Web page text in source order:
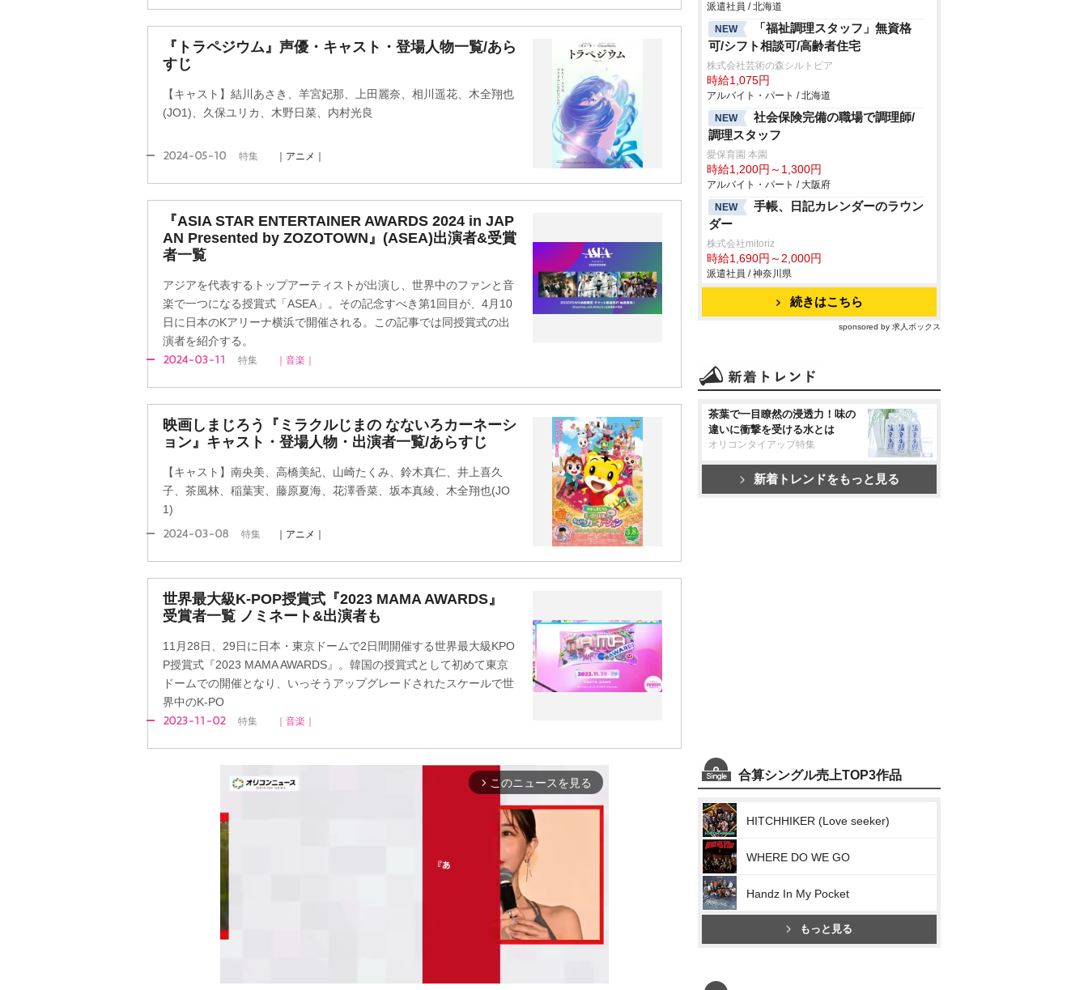
『トラペジウム』声優・キャスト・登場人物一覧/あら
すじ
【キャスト】結川あさき、羊宮妃那、上田麗奈、相川遥花、木全翔也
(JO1)、久保ユリカ、木野日菜、内村光良
2024-05-10 特集 ｜アニメ｜
『ASIA STAR ENTERTAINER AWARDS 2024 in JAP
AN Presented by ZOZOTOWN』(ASEA)出演者&受賞
者一覧
アジアを代表するトップアーティストが出演し、世界中のファンと音
楽で一つになる授賞式「ASEA」。その記念すべき第1回目が、4月10
日に日本のKアリーナ横浜で開催される。この記事では同授賞式の出
演者を紹介する。
2024-03-11 特集 ｜音楽｜
映画しまじろう『ミラクルじまの なないろカーネーシ
ョン』キャスト・登場人物・出演者一覧/あらすじ
【キャスト】南央美、高橋美紀、山崎たくみ、鈴木真仁、井上喜久
子、茶風林、稲葉実、藤原夏海、花澤香菜、坂本真綾、木全翔也(JO
1)
2024-03-08 特集 ｜アニメ｜
世界最大級K-POP授賞式『2023 MAMA AWARDS』
受賞者一覧 ノミネート&出演者も
11月28日、29日に日本・東京ドームで2日間開催する世界最大級KPO
P授賞式『2023 MAMA AWARDS』。韓国の授賞式として初めて東京
ドームでの開催となり、いっそうアップグレードされたスケールで世
界中のK-PO
2023-11-02 特集 ｜音楽｜
arrow_forward_ios このニュースを見る
派遣社員 / 北海道
NEW
「福祉調理スタッフ」無資格
可/シフト相談可/高齢者住宅
株式会社芸術の森シルトピア
時給1,075円
アルバイト・パート / 北海道
NEW
社会保険完備の職場で調理師/
調理スタッフ
愛保育園 本園
時給1,200円～1,300円
アルバイト・パート / 大阪府
NEW
手帳、日記カレンダーのラウン
ダー
株式会社mitoriz
時給1,690円～2,000円
派遣社員 / 神奈川県
続きはこちら
sponsored by 求人ボックス
茶葉で一目瞭然の浸透力！味の
違いに衝撃を受ける水とは
オリコンタイアップ特集
新着トレンドをもっと見る
合算シングル売上TOP3作品
HITCHHIKER (Love seeker)
WHERE DO WE GO
Handz In My Pocket
もっと見る